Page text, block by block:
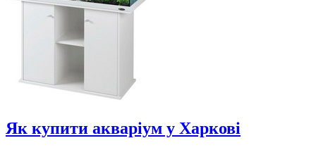
Як купити акваріум у Харкові